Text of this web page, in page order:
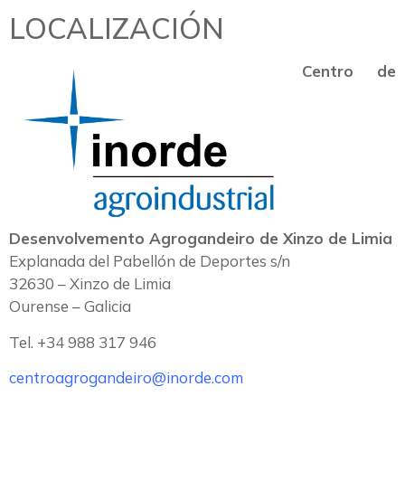
LOCALIZACIÓN
Centro de
Desenvolvemento Agrogandeiro de Xinzo de Limia
Explanada del Pabellón de Deportes s/n
32630 – Xinzo de Limia
Ourense – Galicia
Tel. +34 988 317 946
centroagrogandeiro@inorde.com